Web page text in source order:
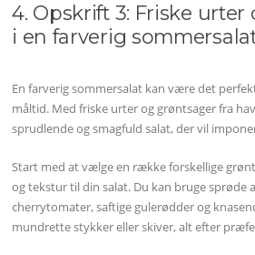
4. Opskrift 3: Friske
i en farverig
En farverig sommersalat kan være det
måltid. Med friske urter og grøntsager fra
sprudlende og smagfuld salat, der vil
Start med at vælge en række forskellige
og tekstur til din salat. Du kan bruge sprøde
cherrytomater, saftige gulerødder og
mundrette stykker eller skiver, alt efter